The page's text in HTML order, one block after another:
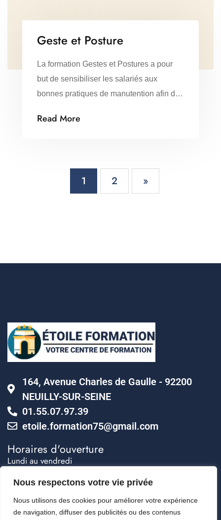
Nous respectons votre vie privée
Nous utilisons des cookies pour améliorer votre expérience
de navigation, diffuser des publicités ou des contenus
Geste et Posture
La formation Gestes et Postures a pour
but de sensibiliser les salariés aux
bonnes pratiques de manutention afin de
d’accidents. Objectifs principaux :
Read More
1 2 »
164, Avenue Charles de Gaulle - 92200
NEUILLY-SUR-SEINE
01.55.07.97.39
etoile.formation75@gmail.com
Horaires d'ouverture
Lundi au vendredi
Permanence téléphonique 24h/24.